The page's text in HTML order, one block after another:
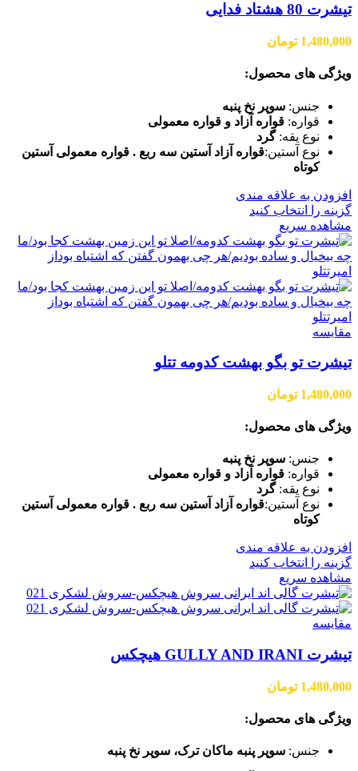
تیشرت 80 هشتاد فدایی
1,480,000 تومان
ویژگی های محصول:
جنس: سوپر نخ پنبه
قواره: قواره آزاد و قواره معمولی
نوع یقه:گرد
نوع آستین:قواره آزاد آستین سه ربع . قواره معمولی آستین
کوتاه
افزودن به علاقه مندی
گزینه را انتخاب کنید
مشاهده سریع
مقایسه
تیشرت تو بگو بهشت کدومه تتلو
1,480,000 تومان
ویژگی های محصول:
جنس: سوپر نخ پنبه
قواره: قواره آزاد و قواره معمولی
نوع یقه: گرد
نوع آستین:قواره آزاد آستین سه ربع . قواره معمولی آستین
کوتاه
افزودن به علاقه مندی
گزینه را انتخاب کنید
مشاهده سریع
مقایسه
تیشرت GULLY AND IRANI هیچکس
1,480,000 تومان
ویژگی های محصول:
جنس: سوپر پنبه ماکان ترک، سوپر نخ پنبه